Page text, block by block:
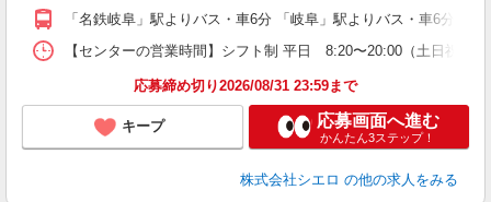
「名鉄岐阜」駅よりバス・車6分 「岐阜」駅よりバス・車6分
【センターの営業時間】シフト制 平日 8:20〜20:00（土日祝
応募締め切り2026/08/31 23:59まで
キープ 応募画面へ進む
かんたん3ステップ！
株式会社シエロ の他の求人をみる